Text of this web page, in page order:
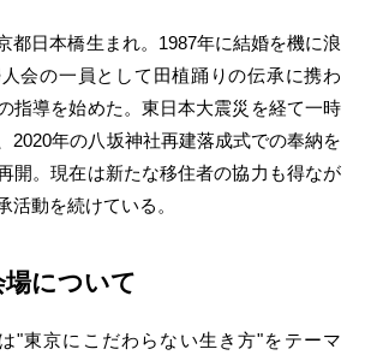
都日本橋生まれ。1987年に結婚を機に浪
会の一員として田植踊りの伝承に携わ
指導を始めた。東日本大震災を経て一時
2020年の八坂神社再建落成式での奉納を
開。現在は新たな移住者の協力も得なが
活動を続けている。
について
は"東京にこだわらない生き方"をテーマ